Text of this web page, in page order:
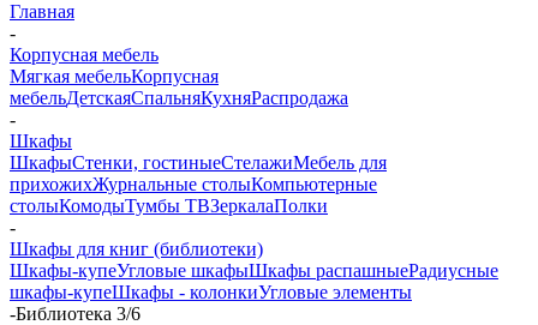
Главная
-
Корпусная мебель
Мягкая мебельКорпусная
мебельДетскаяСпальняКухняРаспродажа
-
Шкафы
ШкафыСтенки, гостиныеСтелажиМебель для
прихожихЖурнальные столыКомпьютерные
столыКомодыТумбы ТВЗеркалаПолки
-
Шкафы для книг (библиотеки)
Шкафы-купеУгловые шкафыШкафы распашныеРадиусные
шкафы-купеШкафы - колонкиУгловые элементы
-Библиотека 3/6